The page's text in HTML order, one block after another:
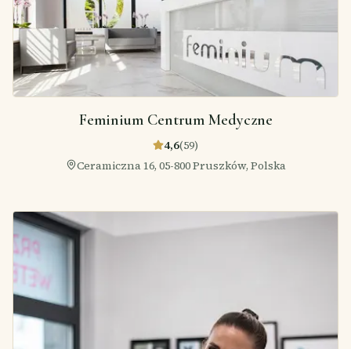
Feminium Centrum Medyczne
4,6(59)
Ceramiczna 16, 05-800 Pruszków, Polska